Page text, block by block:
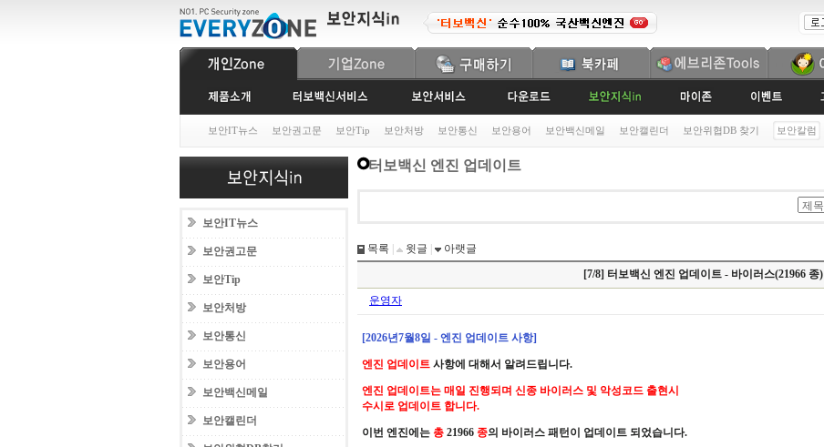
보안IT뉴스 보안권고문 보안Tip 보안처방 보안통신 보안용어 보안백신메일 보안캘린더 보안위협DB 찾기 보안칼럼
보안IT뉴스
보안권고문
보안Tip
보안처방
보안통신
보안용어
보안백신메일
보안캘린더
터보백신 엔진 업데이트
목록 윗글
아랫글
[7/8] 터보백신 엔진 업데이트 - 바이러스(21966 종)
운영자
[2026년7월8일 - 엔진 업데이트 사항]
엔진 업데이트 사항에 대해서 알려드립니다.
엔진 업데이트는 매일 진행되며 신종 바이러스 및 악성코드 출현시
수시로 업데이트 합니다.
이번 엔진에는 총 21966 종의 바이러스 패턴이 업데이트 되었습니다.